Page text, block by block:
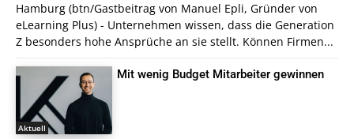
Hamburg (btn/Gastbeitrag von Manuel Epli, Gründer von
eLearning Plus) - Unternehmen wissen, dass die Generation
Z besonders hohe Ansprüche an sie stellt. Können Firmen...
Aktuell
Mit wenig Budget Mitarbeiter gewinnen